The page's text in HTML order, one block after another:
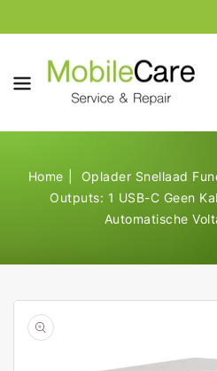
Home
Oplader Snellaad
Outputs: 1 USB-C Geen
Automatische